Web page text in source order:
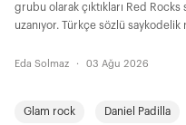
grubu olarak çıktıkları Red Rocks
uzanıyor. Türkçe sözlü
Angeles’taki hayatını, 70’lerin
Eda Solmaz · 03 Ağu 2026
Glam rock Daniel Padilla